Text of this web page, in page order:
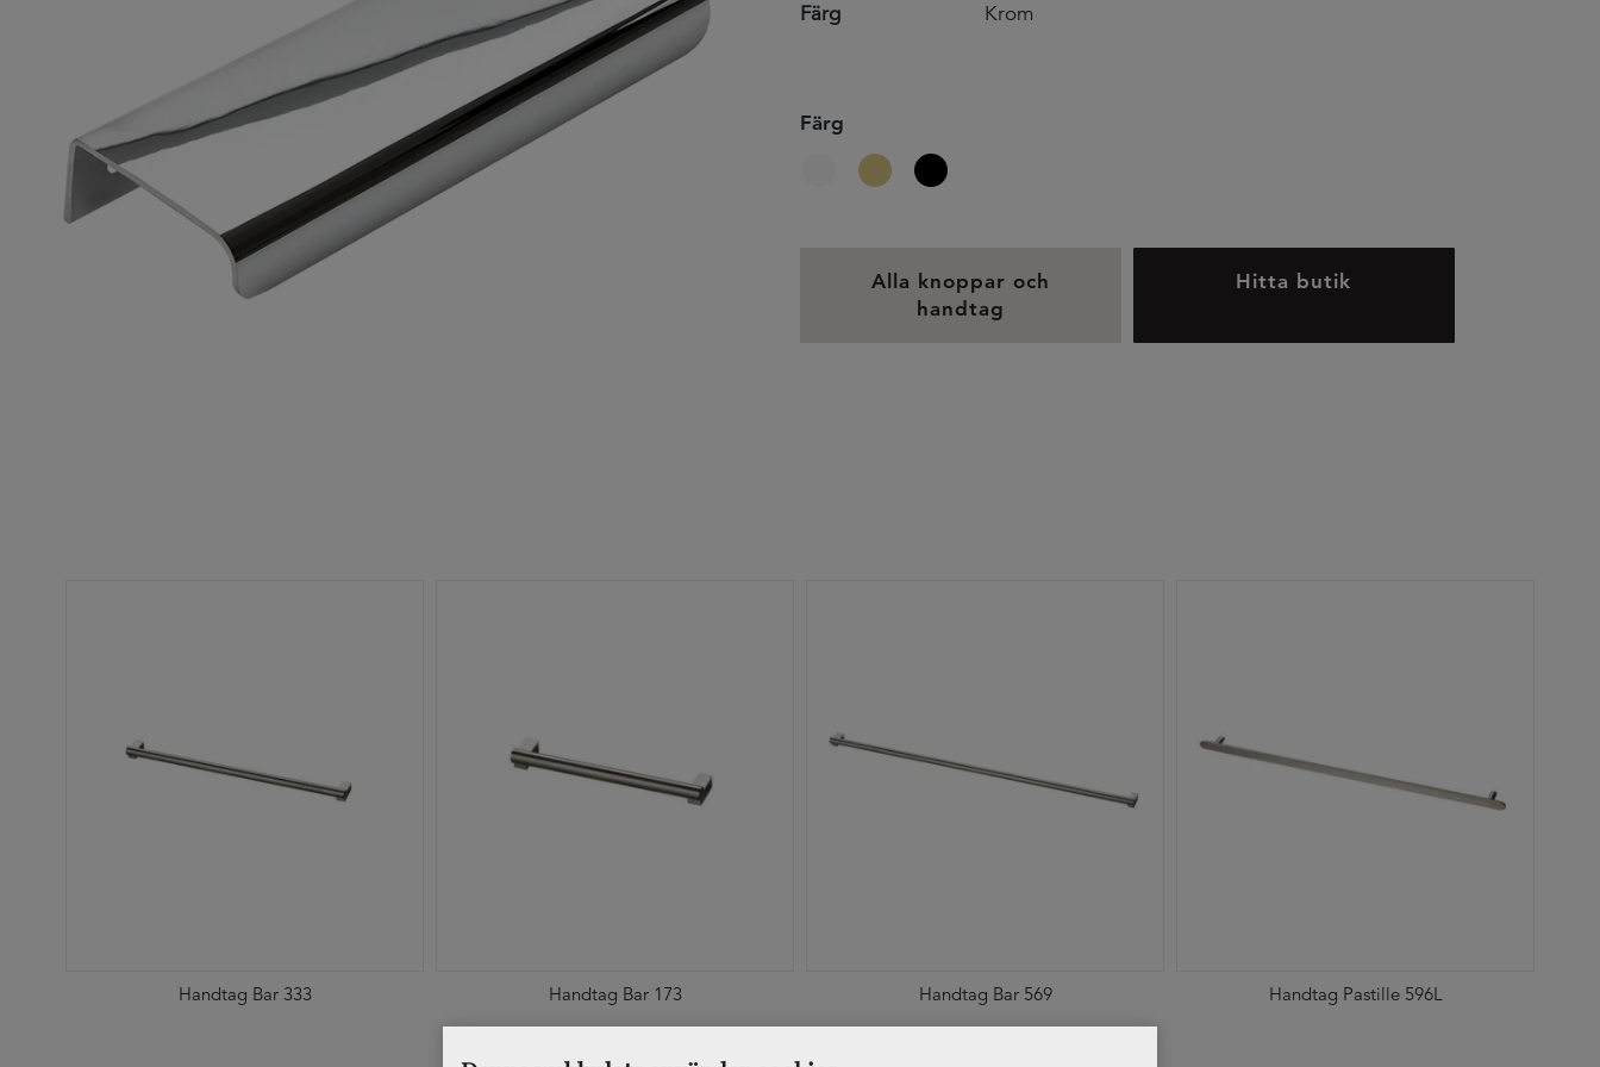
Färg Krom
Alla knoppar och
handtag
Hitta butik
Färg
Handtag Bar 333 Handtag Bar 173 Handtag Bar 569 Handtag Pastille 596L